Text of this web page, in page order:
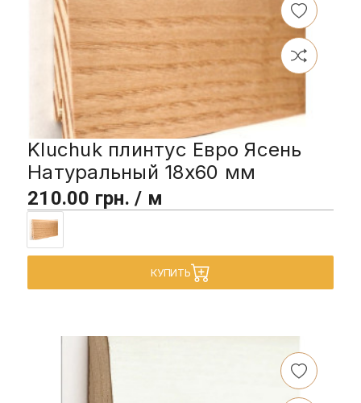
Kluchuk плинтус Евро Ясень
Натуральный 18х60 мм
210.00 грн. / м
КУПИТЬ